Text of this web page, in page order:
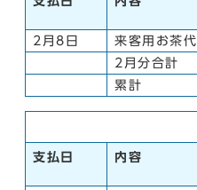
2月8日
来客用お茶代
2月分合計
累計
支払日 内容